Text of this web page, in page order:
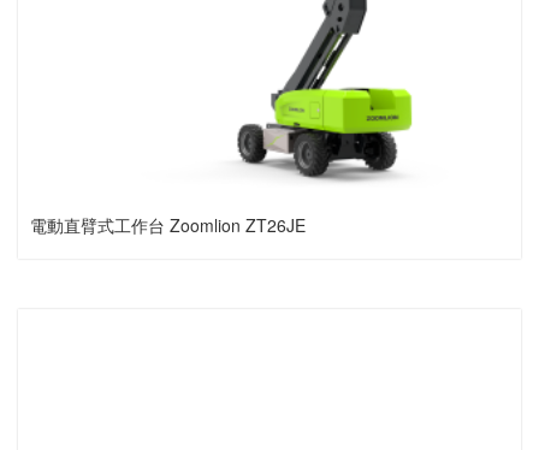
電動直臂式工作台 Zoomlion ZT26JE